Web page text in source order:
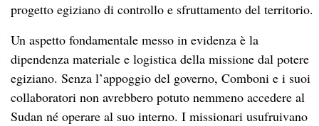
progetto egiziano di controllo e sfruttamento del territorio.
Un aspetto fondamentale messo in evidenza è la
dipendenza materiale e logistica della missione dal potere
egiziano. Senza l’appoggio del governo, Comboni e i suoi
collaboratori non avrebbero potuto nemmeno accedere al
Sudan né operare al suo interno. I missionari usufruivano